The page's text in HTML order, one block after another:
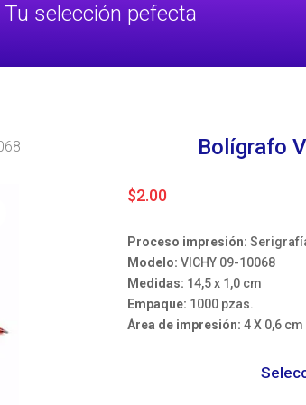
Tu selección pefecta
Bolígrafo
$2.00
Proceso impresión:
Modelo: VICHY 09-10068
Medidas: 14,5 x 1,0 cm
Empaque: 1000 pzas.
Área de impresión: 4 X 0,6 cm